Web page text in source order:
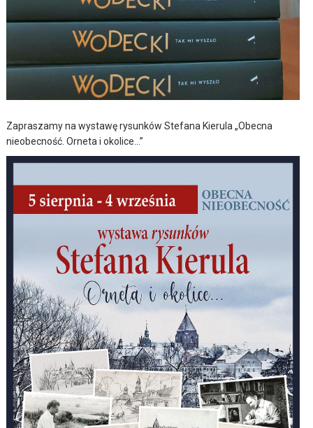
Zapraszamy na wystawę rysunków Stefana Kierula „Obecna
nieobecność. Orneta i okolice…”